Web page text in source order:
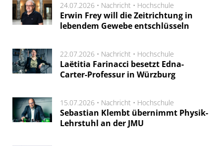
24.07.2026 • Nachricht • Hochschule
Erwin Frey will die Zeitrichtung in
lebendem Gewebe entschlüsseln
22.07.2026 • Nachricht • Hochschule
Laëtitia Farinacci besetzt Edna-
Carter-Professur in Würzburg
15.07.2026 • Nachricht • Hochschule
Sebastian Klembt übernimmt Physik-
Lehrstuhl an der JMU